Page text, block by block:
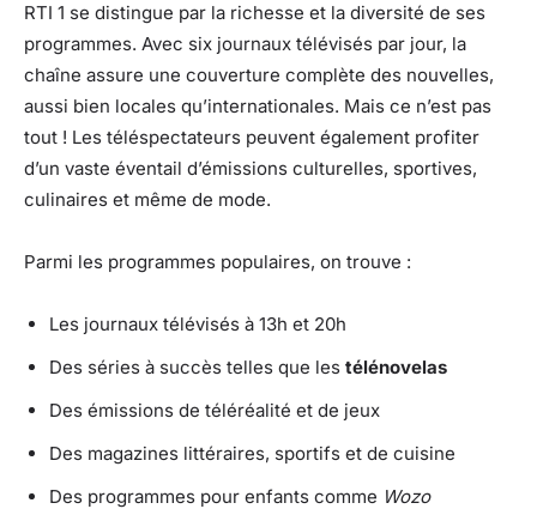
RTI 1 se distingue par la richesse et la diversité de ses
programmes. Avec six journaux télévisés par jour, la
chaîne assure une couverture complète des nouvelles,
aussi bien locales qu’internationales. Mais ce n’est pas
tout ! Les téléspectateurs peuvent également profiter
d’un vaste éventail d’émissions culturelles, sportives,
culinaires et même de mode.
Parmi les programmes populaires, on trouve :
Les journaux télévisés à 13h et 20h
Des séries à succès telles que les télénovelas
Des émissions de téléréalité et de jeux
Des magazines littéraires, sportifs et de cuisine
Des programmes pour enfants comme Wozo